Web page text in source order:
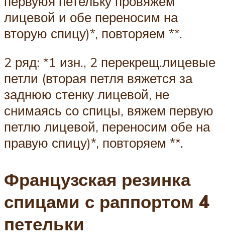
лицевой и обе переносим на
вторую спицу)*, повторяем **.
2 ряд: *1 изн., 2 перекрещ.лицевые
петли (вторая петля вяжется за
заднюю стенку лицевой, не
снимаясь со спицы, вяжем первую
петлю лицевой, переносим обе на
правую спицу)*, повторяем **.
Французская резинка
спицами с раппортом 4
петельки